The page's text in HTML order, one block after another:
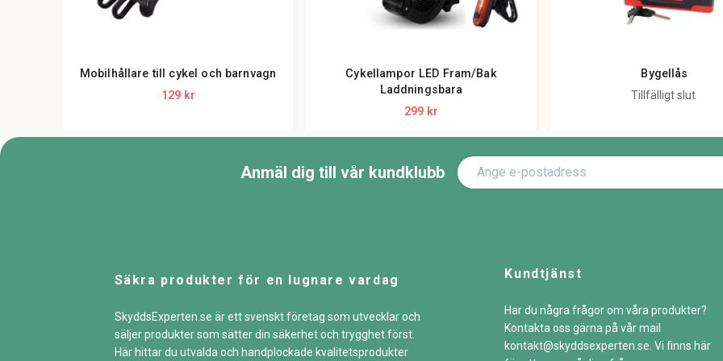
Mobilhållare till cykel och barnvagn
129 kr
Cykellampor LED Fram/Bak
Laddningsbara
299 kr
Bygellås
Tillfälligt slut
Anmäl dig till vår kundklubb
Säkra produkter för en lugnare vardag
SkyddsExperten.se är ett svenskt företag som utvecklar och
säljer produkter som sätter din säkerhet och trygghet först.
Här hittar du utvalda och handplockade kvalitetsprodukter
Kundtjänst
Har du några frågor om våra produkter?
Kontakta oss gärna på vår mail
kontakt@skyddsexperten.se . Vi finns här